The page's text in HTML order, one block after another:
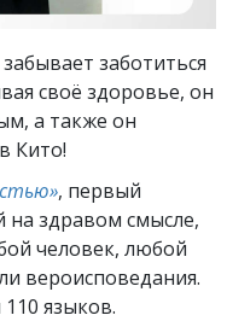
заботиться
своё здоровье, он
а также он
Кито!
, первый
здравом смысле,
человек, любой
вероисповедания.
языков.